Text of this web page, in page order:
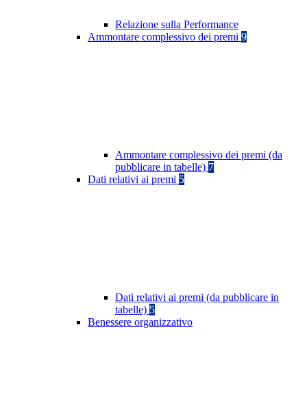
Relazione sulla Performance
Ammontare complessivo dei premi 9
Ammontare complessivo dei premi (da
pubblicare in tabelle) 7
Dati relativi ai premi 5
Dati relativi ai premi (da pubblicare in
tabelle) 5
Benessere organizzativo